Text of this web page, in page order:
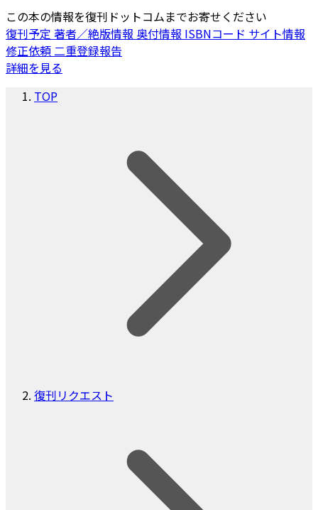
この本の情報を復刊ドットコムまでお寄せください
復刊予定 著者／絶版情報 奥付情報 ISBNコード サイト情報
修正依頼二重登録報告
詳細を見る
TOP
復刊リクエスト